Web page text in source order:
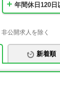
年間休日120日
公開求人を除く
新着順